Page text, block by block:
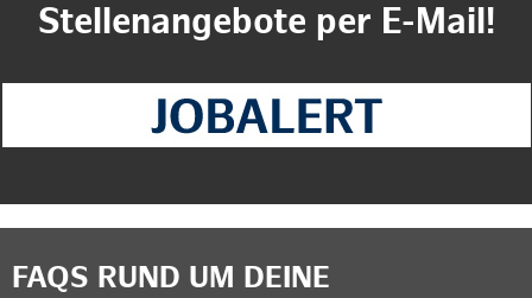
Stellenangebote per E-Mail!
FAQS RUND UM DEINE